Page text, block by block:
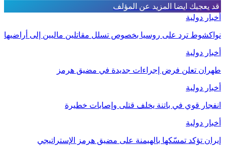
قد يعجبك ايضا المزيد عن المؤلف
أخبار دولية
نواكشوط ترد على روسيا بخصوص تسلل مقاتلين ماليين إلى أراضيها
أخبار دولية
طهران تعلن فرض إجراءات جديدة في مضيق هرمز
أخبار دولية
انفجار قوي في باتنة يخلف قتلى وإصابات خطيرة
أخبار دولية
إيران تؤكد تمسّكها بالهيمنة على مضيق هرمز الإستراتيجي